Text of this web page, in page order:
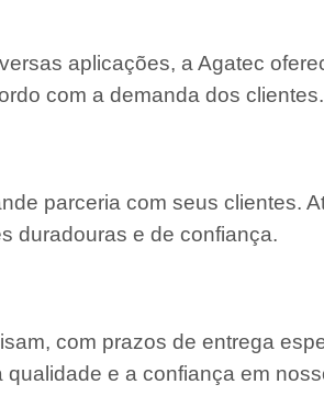
aplicações, a Agatec
com a demanda dos clientes.
parceria com seus clientes.
duradouras e de confiança.
com prazos de entrega
e a confiança em